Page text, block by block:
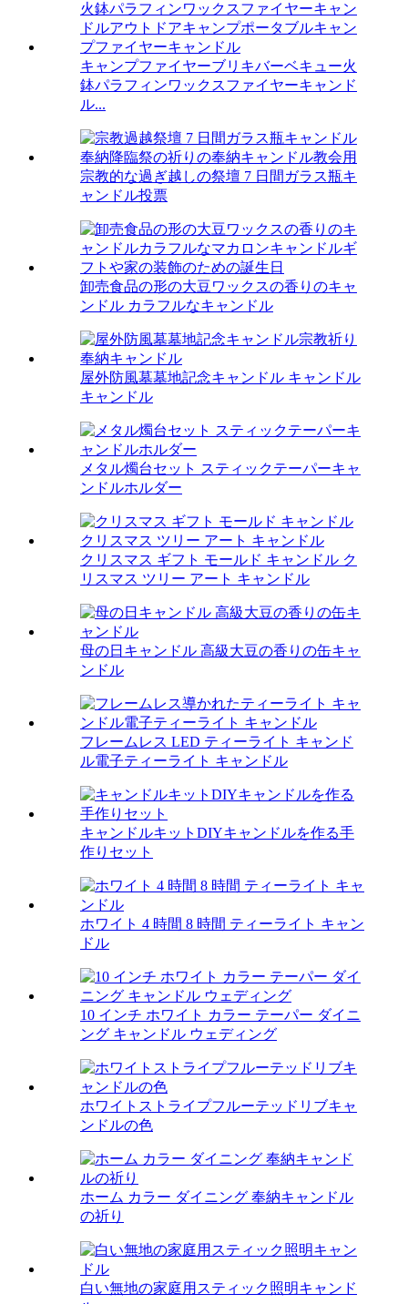
キャンプファイヤーブリキバーベキュー火
鉢パラフィンワックスファイヤーキャンド
ル...
宗教的な過ぎ越しの祭壇 7 日間ガラス瓶キ
ャンドル投票
卸売食品の形の大豆ワックスの香りのキャ
ンドル カラフルなキャンドル
屋外防風墓墓地記念キャンドル キャンドル
キャンドル
メタル燭台セット スティックテーパーキャ
ンドルホルダー
クリスマス ギフト モールド キャンドル ク
リスマス ツリー アート キャンドル
母の日キャンドル 高級大豆の香りの缶キャ
ンドル
フレームレス LED ティーライト キャンド
ル電子ティーライト キャンドル
キャンドルキットDIYキャンドルを作る手
作りセット
ホワイト 4 時間 8 時間 ティーライト キャン
ドル
10 インチ ホワイト カラー テーパー ダイニ
ング キャンドル ウェディング
ホワイトストライプフルーテッドリブキャ
ンドルの色
ホーム カラー ダイニング 奉納キャンドル
の祈り
白い無地の家庭用スティック照明キャンド